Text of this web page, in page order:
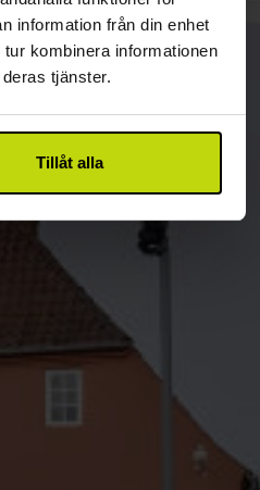
information från din enhet
kombinera informationen
tjänster.
Tillåt alla